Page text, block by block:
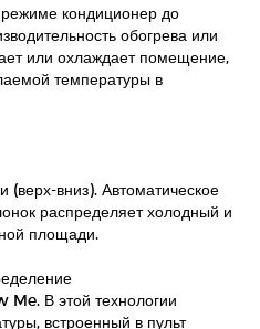
кондиционер до
обогрева или
или охлаждает помещение,
температуры в
вниз). Автоматическое
распределяет холодный и
площади.
В этой технологии
встроенный в пульт